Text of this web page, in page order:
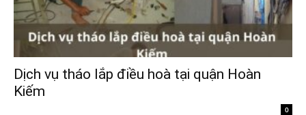
Dịch vụ tháo lắp điều hoà tại quận Hoàn
Kiếm
0